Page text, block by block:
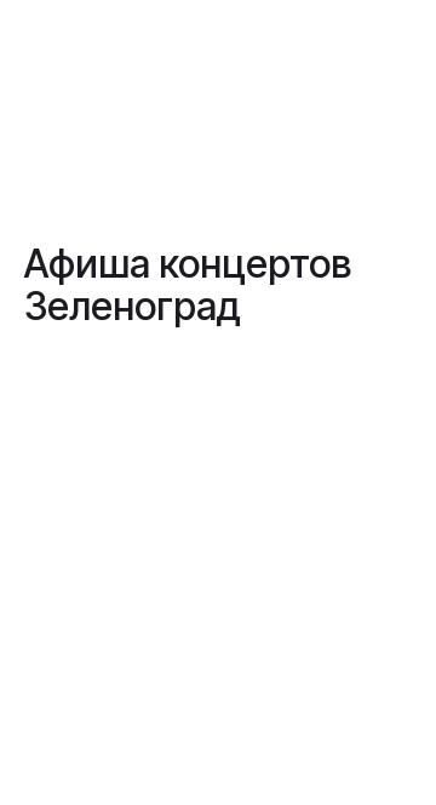
Афиша концертов
Зеленоград